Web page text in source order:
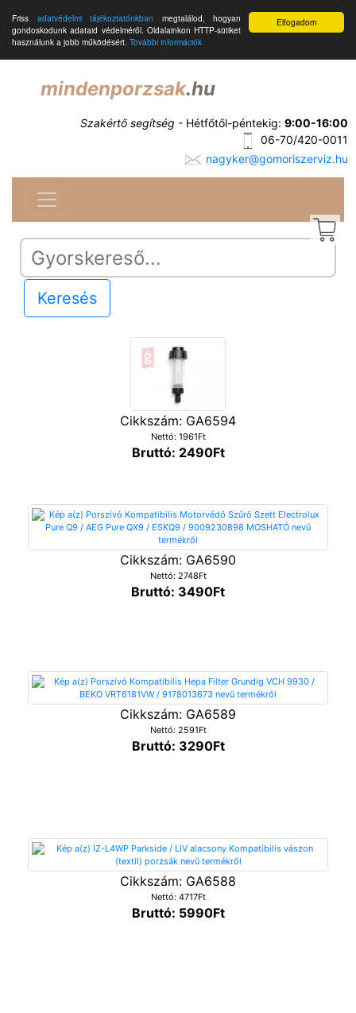
Elfogadom
Friss adatvédelmi tájékoztatónkban megtalálod, hogyan
gondoskodunk adataid védelméről. Oldalainkon HTTP-sütiket
használunk a jobb működésért. További információk
mindenporzsak.hu
Szakértő segítség - Hétfőtől-péntekig: 9:00-16:00
06-70/420-0011
nagyker@gomoriszerviz.hu
Keresés
Cikkszám: GA6594
Nettó: 1961Ft
Bruttó: 2490Ft
Cikkszám: GA6590
Nettó: 2748Ft
Bruttó: 3490Ft
Cikkszám: GA6589
Nettó: 2591Ft
Bruttó: 3290Ft
Cikkszám: GA6588
Nettó: 4717Ft
Bruttó: 5990Ft